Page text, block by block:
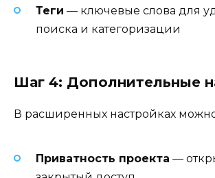
Теги — ключевые слова для
поиска и категоризации
Шаг 4: Дополнительные
В расширенных настройках
Приватность проекта —